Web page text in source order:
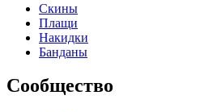
Скины
Плащи
Накидки
Банданы
Сообщество